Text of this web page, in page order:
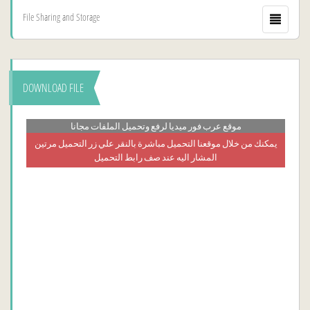
File Sharing and Storage
DOWNLOAD FILE
موقع عرب فور ميديا لرفع وتحميل الملفات مجانا
يمكنك من خلال موقعنا التحميل مباشرة بالنقر علي زر التحميل مرتين
المشار اليه عند صف رابط التحميل